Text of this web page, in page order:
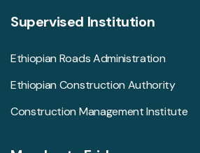
Supervised Institution
Ethiopian Roads Administration
Ethiopian Construction Authority
Construction Management Institute